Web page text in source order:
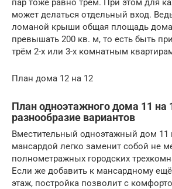
пар тоже равно трём. При этом для
может делаться отдельный вход.
ломаной крыши общая площадь
превышать 200 кв. м, то есть быть
трём 2-х или 3-х комнатным
План дома 12 на 12
План одноэтажного дома 11 на
разнообразие вариантов
Вместительный одноэтажный дом 11
мансардой легко заменит собой не
полнометражных городских
Если же добавить к мансардному
этаж, постройка позволит с